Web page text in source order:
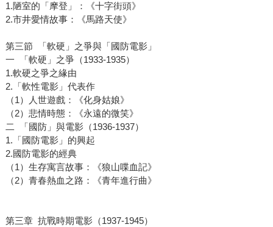
1.陋室的「摩登」：《十字街頭》
2.市井愛情故事：《馬路天使》
第三節 「軟硬」之爭與「國防電影」
一 「軟硬」之爭（1933-1935）
1.軟硬之爭之緣由
2.「軟性電影」代表作
（1）人世遊戲：《化身姑娘》
（2）悲情時態：《永遠的微笑》
二 「國防」與電影（1936-1937）
1.「國防電影」的興起
2.國防電影的經典
（1）生存寓言故事：《狼山喋血記》
（2）青春熱血之路：《青年進行曲》
第三章 抗戰時期電影（1937-1945）